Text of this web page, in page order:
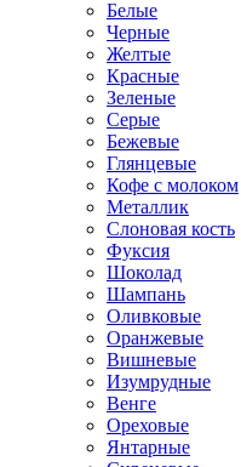
Белые
Черные
Желтые
Красные
Зеленые
Серые
Бежевые
Глянцевые
Кофе с молоком
Металлик
Слоновая кость
Фуксия
Шоколад
Шампань
Оливковые
Оранжевые
Вишневые
Изумрудные
Венге
Ореховые
Янтарные